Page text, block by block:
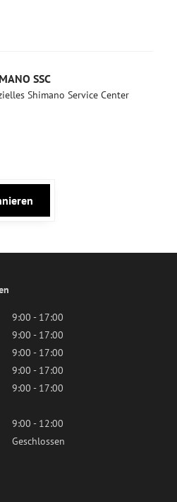
SSC
Shimano Service Center
9:00 - 17:00
9:00 - 17:00
9:00 - 17:00
9:00 - 17:00
9:00 - 17:00
9:00 - 12:00
Geschlossen